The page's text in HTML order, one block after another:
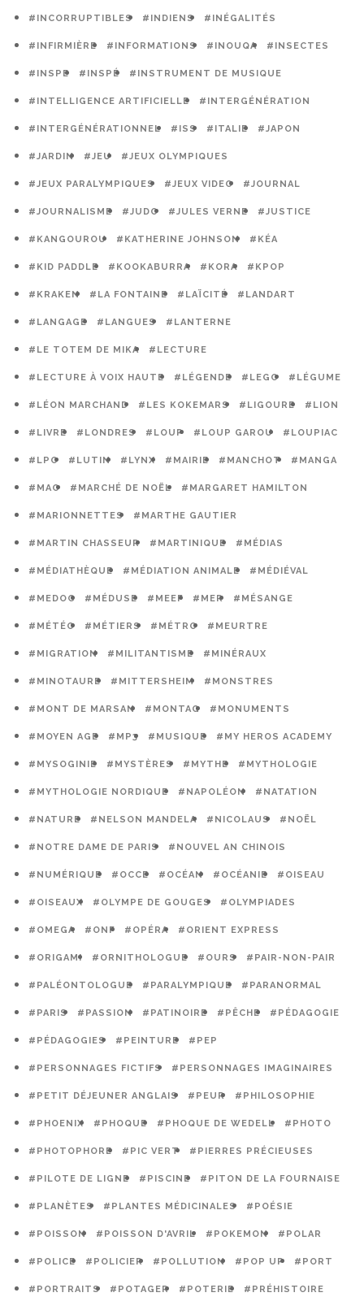
#INCORRUPTIBLES #INDIENS #INÉGALITÉS
#INFIRMIÈRE #INFORMATIONS #INOUQA #INSECTES
#INSPE #INSPÉ #INSTRUMENT DE MUSIQUE
#INTELLIGENCE ARTIFICIELLE #INTERGÉNÉRATION
#INTERGÉNÉRATIONNEL #ISS #ITALIE #JAPON
#JARDIN #JEU #JEUX OLYMPIQUES
#JEUX PARALYMPIQUES #JEUX VIDEO #JOURNAL
#JOURNALISME #JUDO #JULES VERNE #JUSTICE
#KANGOUROU #KATHERINE JOHNSON #KÉA
#KID PADDLE #KOOKABURRA #KORA #KPOP
#KRAKEN #LA FONTAINE #LAÏCITÉ #LANDART
#LANGAGE #LANGUES #LANTERNE
#LE TOTEM DE MIKA #LECTURE
#LECTURE À VOIX HAUTE #LÉGENDE #LEGO #LÉGUME
#LÉON MARCHAND #LES KOKEMARS #LIGOURE #LION
#LIVRE #LONDRES #LOUP #LOUP GAROU #LOUPIAC
#LPO #LUTIN #LYNX #MAIRIE #MANCHOT #MANGA
#MAO #MARCHÉ DE NOËL #MARGARET HAMILTON
#MARIONNETTES #MARTHE GAUTIER
#MARTIN CHASSEUR #MARTINIQUE #MÉDIAS
#MÉDIATHÈQUE #MÉDIATION ANIMALE #MÉDIÉVAL
#MEDOC #MÉDUSE #MEEF #MER #MÉSANGE
#MÉTÉO #MÉTIERS #MÉTRO #MEURTRE
#MIGRATION #MILITANTISME #MINÉRAUX
#MINOTAURE #MITTERSHEIM #MONSTRES
#MONT DE MARSAN #MONTAG #MONUMENTS
#MOYEN AGE #MP3 #MUSIQUE #MY HEROS ACADEMY
#MYSOGINIE #MYSTÈRES #MYTHE #MYTHOLOGIE
#MYTHOLOGIE NORDIQUE #NAPOLÉON #NATATION
#NATURE #NELSON MANDELA #NICOLAUS #NOËL
#NOTRE DAME DE PARIS #NOUVEL AN CHINOIS
#NUMÉRIQUE #OCCE #OCÉAN #OCÉANIE #OISEAU
#OISEAUX #OLYMPE DE GOUGES #OLYMPIADES
#OMEGA #ONF #OPÉRA #ORIENT EXPRESS
#ORIGAMI #ORNITHOLOGUE #OURS #PAIR-NON-PAIR
#PALÉONTOLOGUE #PARALYMPIQUE #PARANORMAL
#PARIS #PASSION #PATINOIRE #PÊCHE #PÉDAGOGIE
#PÉDAGOGIES #PEINTURE #PEP
#PERSONNAGES FICTIFS #PERSONNAGES IMAGINAIRES
#PETIT DÉJEUNER ANGLAIS #PEUR #PHILOSOPHIE
#PHOENIX #PHOQUE #PHOQUE DE WEDELL #PHOTO
#PHOTOPHORE #PIC VERT #PIERRES PRÉCIEUSES
#PILOTE DE LIGNE #PISCINE #PITON DE LA FOURNAISE
#PLANÈTES #PLANTES MÉDICINALES #POÉSIE
#POISSON #POISSON D'AVRIL #POKEMON #POLAR
#POLICE #POLICIER #POLLUTION #POP UP #PORT
#PORTRAITS #POTAGER #POTERIE #PRÉHISTOIRE